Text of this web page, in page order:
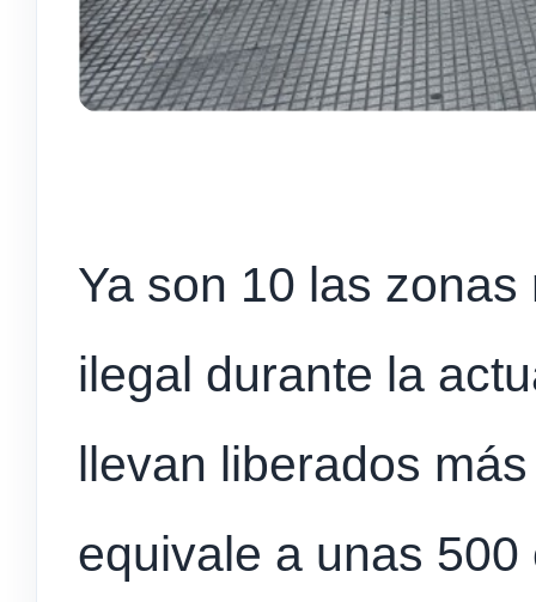
Ya son 10 las
ilegal durante la
llevan liberados
equivale a unas 500